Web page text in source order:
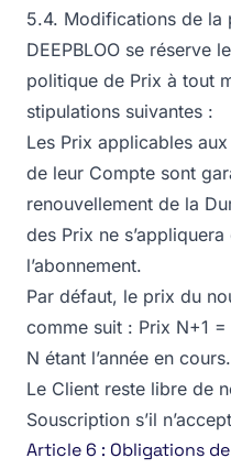
5.4. Modifications de la
DEEPBLOO se réserve
politique de Prix à tout
stipulations suivantes :
Les Prix applicables
de leur Compte sont
renouvellement de la
des Prix ne
l’abonnement.
Par défaut, le prix du
comme suit : Prix N+1
N étant l’année en cours.
Le Client reste libre de
Souscription s’il
Article 6 : Obligations de